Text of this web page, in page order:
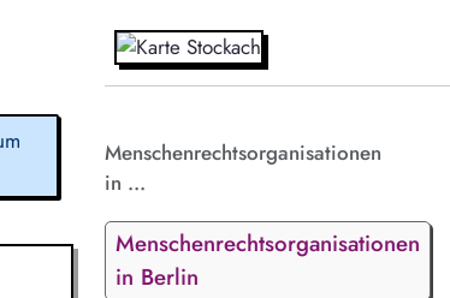
Menschenrechtsorganisationen
in ...
Menschenrechtsorganisationen
in Berlin